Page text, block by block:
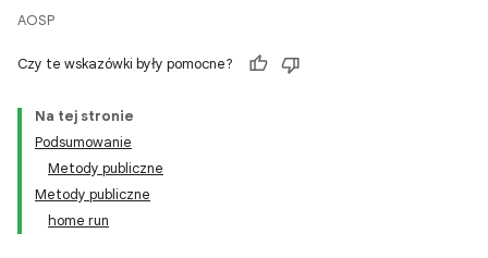
AOSP
Czy te wskazówki były pomocne?
Na tej stronie
Podsumowanie
Metody publiczne
Metody publiczne
home run